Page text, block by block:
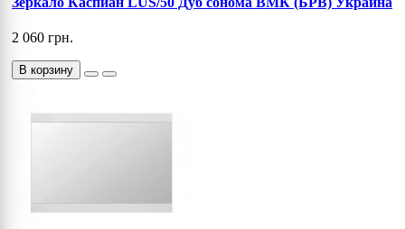
2 060 грн.
В корзину